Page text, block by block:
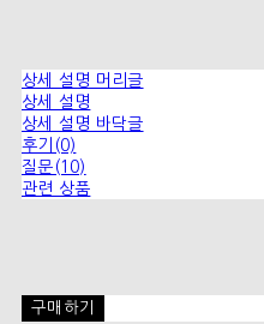
상세 설명 머리글
상세 설명
상세 설명 바닥글
후기(0)
질문(10)
관련 상품
구매하기